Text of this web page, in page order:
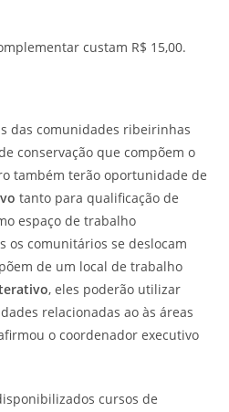
custam R$ 15,00.
das comunidades ribeirinhas
conservação que compõem o
também terão oportunidade de
tanto para qualificação de
espaço de trabalho
os comunitários se deslocam
de um local de trabalho
, eles poderão utilizar
relacionadas ao às áreas
o coordenador executivo
cursos de